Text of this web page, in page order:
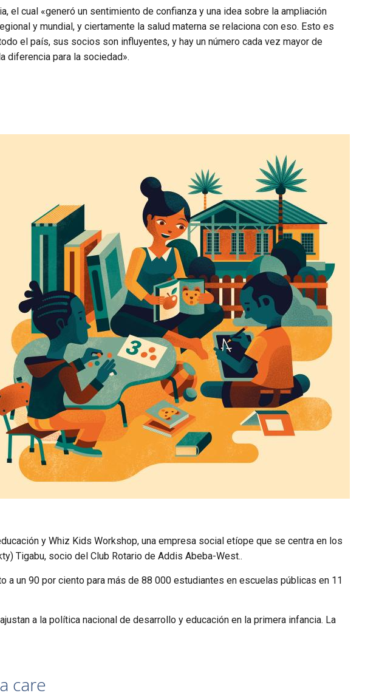
el cual «generó un sentimiento de confianza y una idea sobre la ampliación
y mundial, y ciertamente la salud materna se relaciona con eso. Esto es
el país, sus socios son influyentes, y hay un número cada vez mayor de
diferencia para la sociedad».
y Whiz Kids Workshop, una empresa social etíope que se centra en los
Tigabu, socio del Club Rotario de Addis Abeba-West..
un 90 por ciento para más de 88 000 estudiantes en escuelas públicas en 11
a la política nacional de desarrollo y educación en la primera infancia. La
care